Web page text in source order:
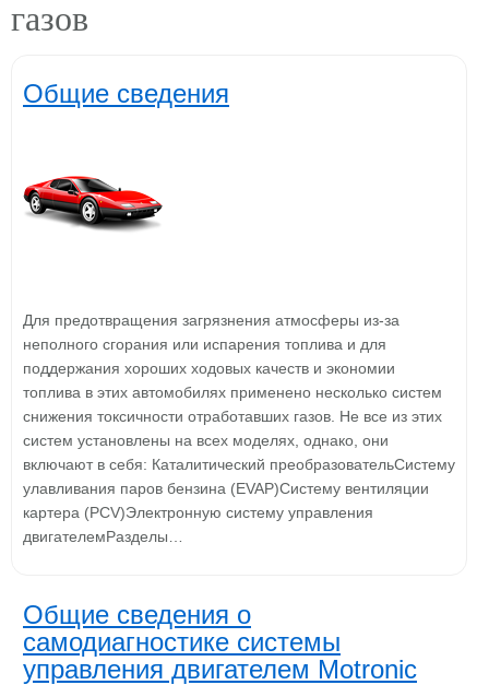
газов
Общие сведения
Для предотвращения загрязнения атмосферы из-за
неполного сгорания или испарения топлива и для
поддержания хороших ходовых качеств и экономии
топлива в этих автомобилях применено несколько систем
снижения токсичности отработавших газов. Не все из этих
систем установлены на всех моделях, однако, они
включают в себя: Каталитический преобразовательСистему
улавливания паров бензина (EVAP)Систему вентиляции
картера (PCV)Электронную систему управления
двигателемРазделы…
Общие сведения о
самодиагностике системы
управления двигателем Motronic